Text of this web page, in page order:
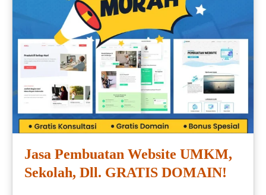
Jasa Pembuatan Website UMKM,
Sekolah, Dll. GRATIS DOMAIN!